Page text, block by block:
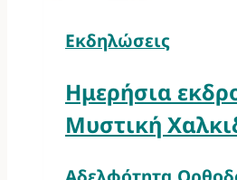
Εκδηλώσεις
Ημερήσια
Μυστική